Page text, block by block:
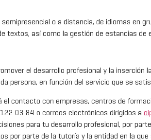
o a distancia, de idiomas en
textos, así como la gestión de estancias de
el desarrollo profesional y la inserción
persona, en función del servicio que se
el contacto con empresas, centros de
03 84 o correos electrónicos dirigidos a
para tu desarrollo profesional, por
por parte de la tutoría y la entidad en la